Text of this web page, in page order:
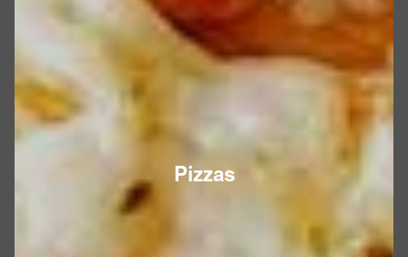
Pizzas